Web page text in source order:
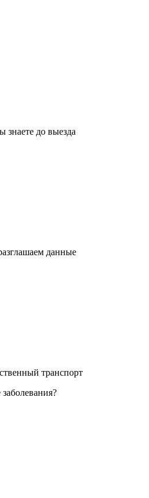
знаете до выезда
данные
транспорт